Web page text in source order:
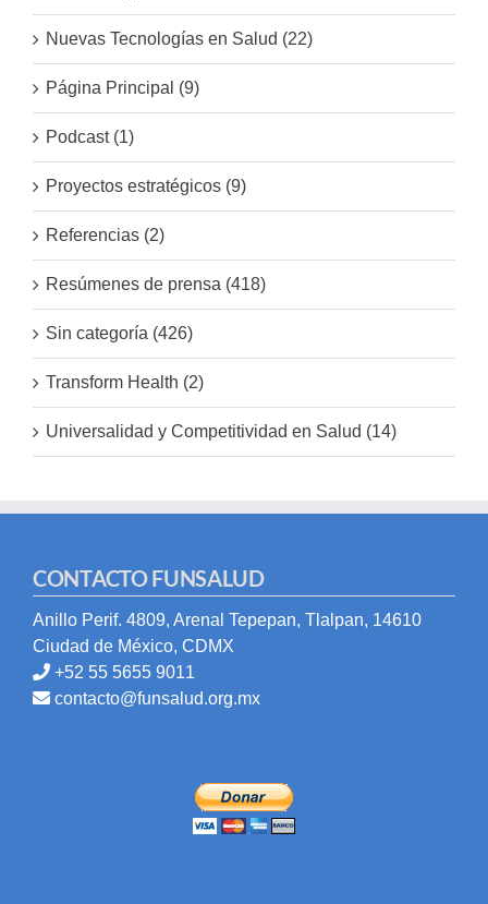
Nuevas Tecnologías en Salud (22)
Página Principal (9)
Podcast (1)
Proyectos estratégicos (9)
Referencias (2)
Resúmenes de prensa (418)
Sin categoría (426)
Transform Health (2)
Universalidad y Competitividad en Salud (14)
CONTACTO FUNSALUD
Anillo Perif. 4809, Arenal Tepepan, Tlalpan, 14610
Ciudad de México, CDMX
+52 55 5655 9011
contacto@funsalud.org.mx